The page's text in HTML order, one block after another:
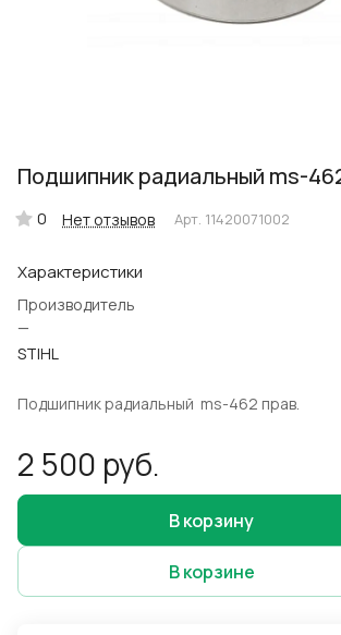
Подшипник радиальный ms-
0 Нет отзывов Арт. 11420071002
Характеристики
Производитель
—
STIHL
Подшипник радиальный ms-462 прав.
2 500 руб.
В корзину
В корзине